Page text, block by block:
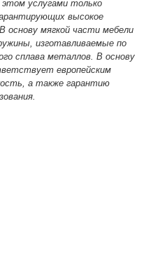
этом услугами только
высокое
В основу мягкой части мебели
изготавливаемые по
сплава металлов. В основу
европейским
а также гарантию